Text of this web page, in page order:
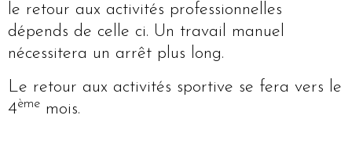
le retour aux activités professionnelles
dépends de celle ci. Un travail manuel
nécessitera un arrêt plus long.
Le retour aux activités sportive se fera vers le
4ème mois.